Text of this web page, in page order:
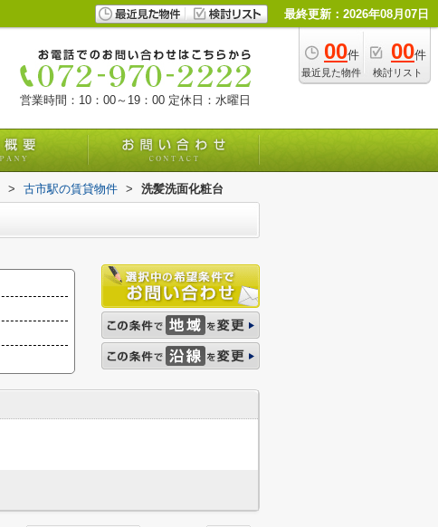
最終更新：2026年08月07日
00件
最近見た物件
00件
検討リスト
営業時間：10：00～19：00 定休日：水曜日
> 古市駅の賃貸物件 > 洗髪洗面化粧台